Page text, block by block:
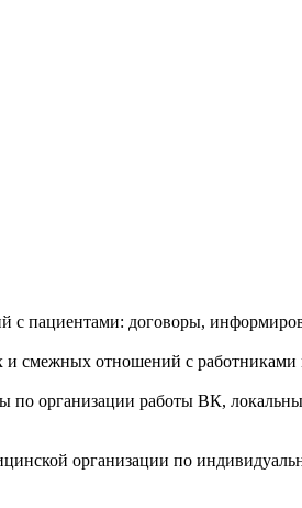
пациентами: договоры,
смежных отношений с работниками
по организации работы ВК,
организации по